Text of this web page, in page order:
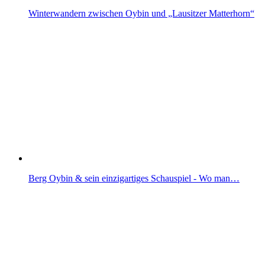
Winterwandern zwischen Oybin und „Lausitzer Matterhorn“
Berg Oybin & sein einzigartiges Schauspiel - Wo man…